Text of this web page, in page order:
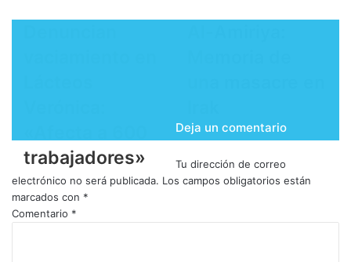
trabajadores»
Deja un comentario
Tu dirección de correo
electrónico no será publicada. Los campos obligatorios están
marcados con *
Comentario *